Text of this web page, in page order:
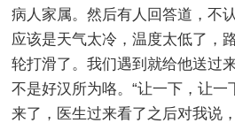
病人家属。然后有人回答道，不
应该是天气太冷，温度太低了，
轮打滑了。我们遇到就给他送过
不是好汉所为咯。“让一下，让一
来了，医生过来看了之后对我说